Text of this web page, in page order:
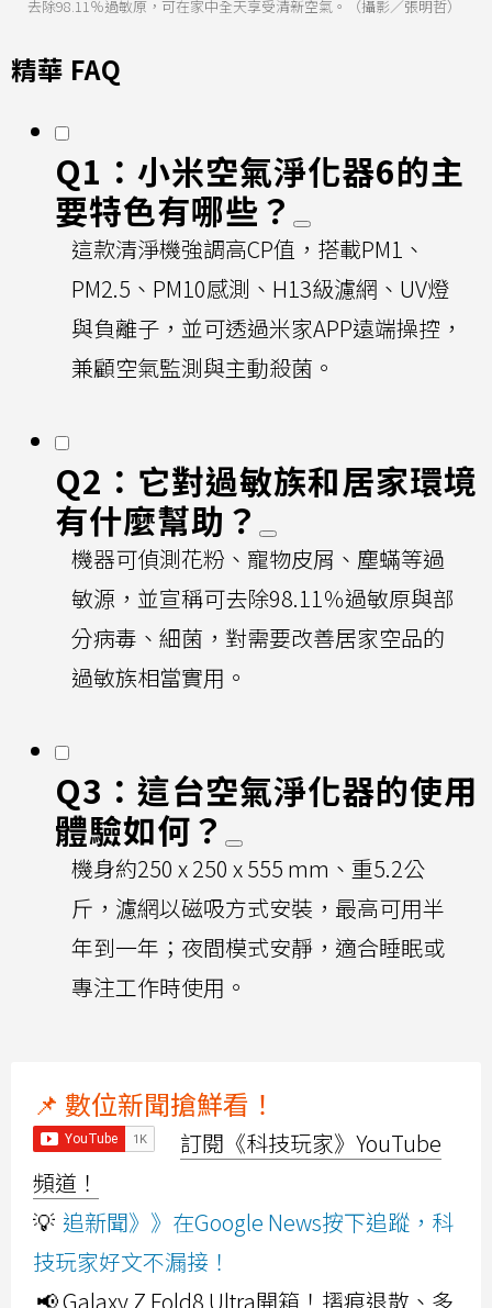
去除98.11％過敏原，可在家中全天享受清新空氣。（攝影／張明哲）
精華 FAQ
Q1：小米空氣淨化器6的主
要特色有哪些？
這款清淨機強調高CP值，搭載PM1、
PM2.5、PM10感測、H13級濾網、UV燈
與負離子，並可透過米家APP遠端操控，
兼顧空氣監測與主動殺菌。
Q2：它對過敏族和居家環境
有什麼幫助？
機器可偵測花粉、寵物皮屑、塵蟎等過
敏源，並宣稱可去除98.11％過敏原與部
分病毒、細菌，對需要改善居家空品的
過敏族相當實用。
Q3：這台空氣淨化器的使用
體驗如何？
機身約250 x 250 x 555 mm、重5.2公
斤，濾網以磁吸方式安裝，最高可用半
年到一年；夜間模式安靜，適合睡眠或
專注工作時使用。
📌 數位新聞搶鮮看！
訂閱《科技玩家》YouTube
頻道！
💡 追新聞》》在Google News按下追蹤，科
技玩家好文不漏接！
📢 Galaxy Z Fold8 Ultra開箱！摺痕退散、多